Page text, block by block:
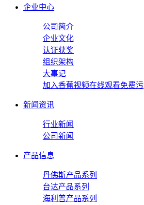
企业中心
公司简介
企业文化
认证获奖
组织架构
大事记
加入香蕉视频在线观看免费污
新闻资讯
行业新闻
公司新闻
产品信息
丹佛斯产品系列
台达产品系列
海利普产品系列